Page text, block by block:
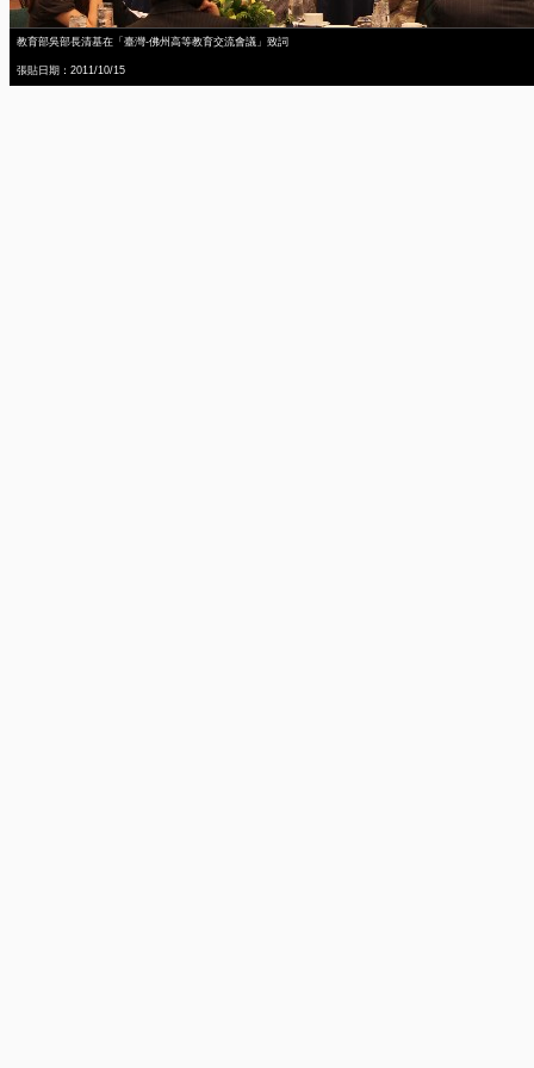
教育部吳部長清基在「臺灣-佛州高等教育交流會議」致詞
張貼日期：2011/10/15